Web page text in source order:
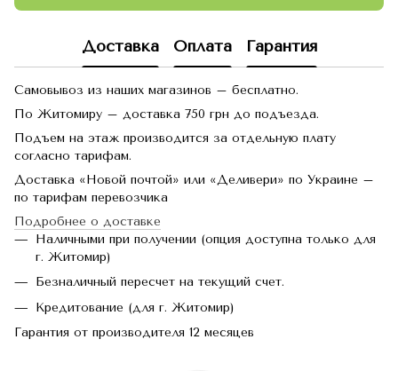
Доставка Оплата Гарантия
Самовывоз из наших магазинов – бесплатно.
По Житомиру – доставка 750 грн до подъезда.
Подъем на этаж производится за отдельную плату
согласно тарифам.
Доставка «Новой почтой» или «Деливери» по Украине –
по тарифам перевозчика
Подробнее о доставке
Наличными при получении (опция доступна только для
г. Житомир)
Безналичный пересчет на текущий счет.
Кредитование (для г. Житомир)
Гарантия от производителя 12 месяцев